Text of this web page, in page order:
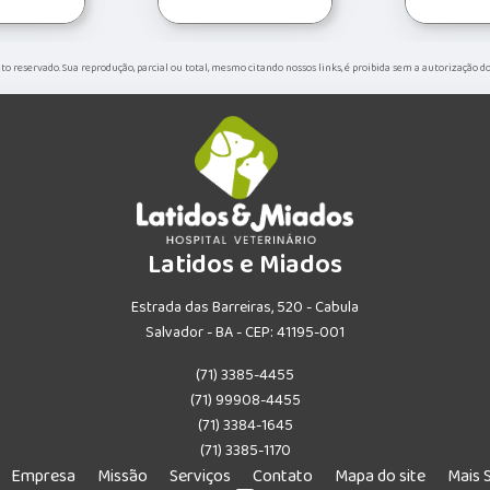
reservado. Sua reprodução, parcial ou total, mesmo citando nossos links, é proibida sem a
Latidos e Miados
Estrada das Barreiras, 520 - Cabula
Salvador - BA - CEP: 41195-001
(71) 3385-4455
(71) 99908-4455
(71) 3384-1645
(71) 3385-1170
Empresa Missão Serviços Contato Mapa do site Mais